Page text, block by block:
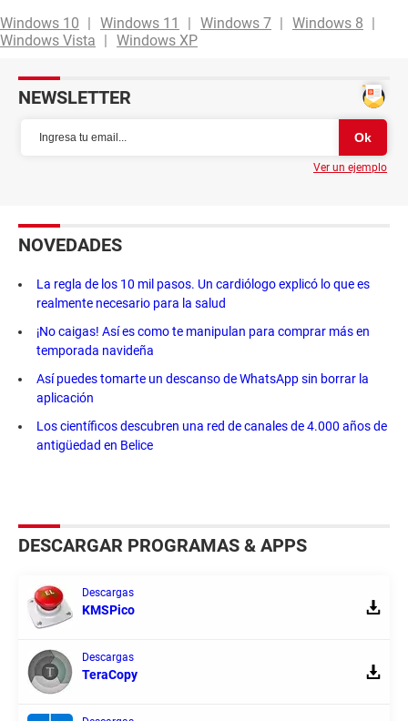
Windows 10
Windows 11 Windows 7
Windows 8
Windows Vista
Windows XP
NEWSLETTER
Ver un ejemplo
NOVEDADES
La regla de los 10 mil pasos. Un cardiólogo explicó lo que es
realmente necesario para la salud
¡No caigas! Así es como te manipulan para comprar más en
temporada navideña
Así puedes tomarte un descanso de WhatsApp sin borrar la
aplicación
Los científicos descubren una red de canales de 4.000 años de
antigüedad en Belice
DESCARGAR PROGRAMAS & APPS
Descargas
KMSPico
Descargas
TeraCopy